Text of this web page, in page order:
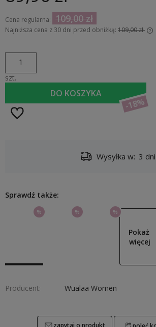
Cena regularna: 109,00 zł
Najniższa cena z 30 dni przed obniżką: 109,00 zł
sprzedaży.
szt.
DO KOSZYKA
-18%
Wysyłka w: 3 dni
Sprawdź także:
% % %
Pokaż
więcej
Producent: Wualaa Women